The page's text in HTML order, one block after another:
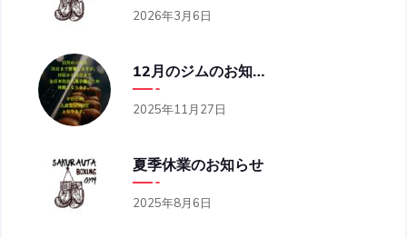
2026年3月6日
12月のジムのお知らせ
2025年11月27日
夏季休業のお知らせ
2025年8月6日